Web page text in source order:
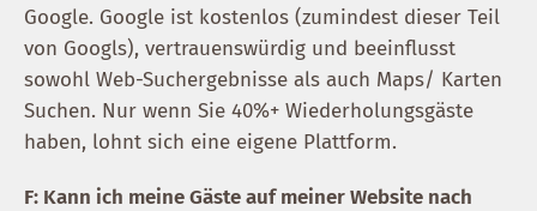
Google. Google ist kostenlos (zumindest dieser Teil
von Googls), vertrauenswürdig und beeinflusst
sowohl Web-Suchergebnisse als auch Maps/ Karten
Suchen. Nur wenn Sie 40%+ Wiederholungsgäste
haben, lohnt sich eine eigene Plattform.
F: Kann ich meine Gäste auf meiner Website nach